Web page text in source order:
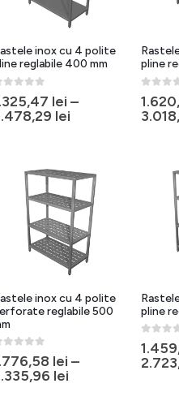
inox cu 4 polite
reglabile 400 mm
lei –
lei
pline
inox cu 4 polite
reglabile 500
out of 5 lei –
lei
pline
0 out